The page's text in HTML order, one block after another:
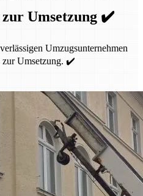
zur Umsetzung ✔️
Umzugsunternehmen
zur Umsetzung. ✔️